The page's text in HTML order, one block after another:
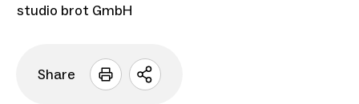
studio brot GmbH
Share
Sharing